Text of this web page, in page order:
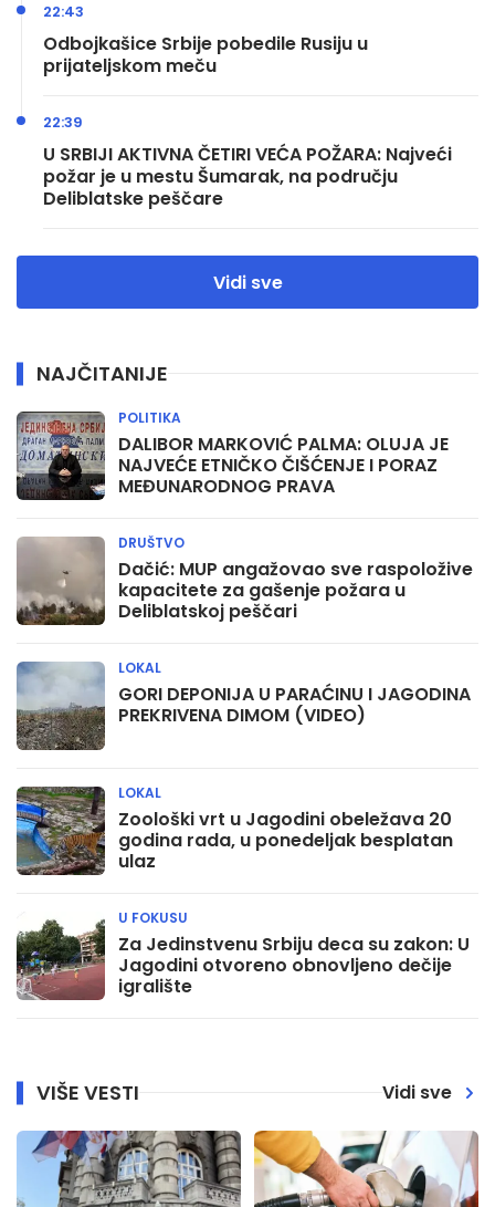
Odbojkašice Srbije pobedile Rusiju u
prijateljskom meču
22:43
U SRBIJI AKTIVNA ČETIRI VEĆA POŽARA: Najveći
požar je u mestu Šumarak, na području
Deliblatske peščare
22:39
Vidi sve
NAJČITANIJE
DALIBOR MARKOVIĆ PALMA: OLUJA JE
NAJVEĆE ETNIČKO ČIŠĆENJE I PORAZ
MEĐUNARODNOG PRAVA
POLITIKA
Dačić: MUP angažovao sve raspoložive
kapacitete za gašenje požara u
Deliblatskoj peščari
DRUŠTVO
GORI DEPONIJA U PARAĆINU I JAGODINA
PREKRIVENA DIMOM (VIDEO)
LOKAL
Zoološki vrt u Jagodini obeležava 20
godina rada, u ponedeljak besplatan
ulaz
LOKAL
Za Jedinstvenu Srbiju deca su zakon: U
Jagodini otvoreno obnovljeno dečije
igralište
U FOKUSU
VIŠE VESTI Vidi sve